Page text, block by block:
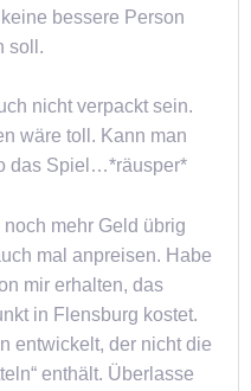
bessere Person
soll.
nicht verpackt sein.
wäre toll. Kann man
das Spiel…*räusper*
mehr Geld übrig
mal anpreisen. Habe
mir erhalten, das
in Flensburg kostet.
entwickelt, der nicht die
enthält. Überlasse